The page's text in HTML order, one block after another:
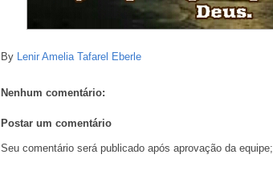
By Lenir Amelia Tafarel Eberle
Nenhum comentário:
Postar um comentário
Seu comentário será publicado após aprovação da equipe;